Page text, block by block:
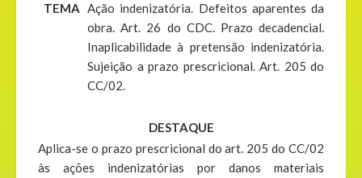
TEMA Ação indenizatória. Defeitos aparentes da
obra. Art. 26 do CDC. Prazo decadencial.
Inaplicabilidade à pretensão indenizatória.
Sujeição a prazo prescricional. Art. 205 do
CC/02.
DESTAQUE
Aplica-se o prazo prescricional do art. 205 do CC/02
às ações indenizatórias por danos materiais